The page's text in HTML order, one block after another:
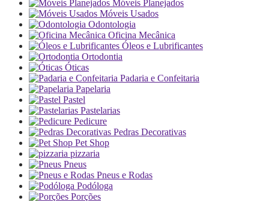
Móveis Planejados
Móveis Usados
Odontologia
Oficina Mecânica
Óleos e Lubrificantes
Ortodontia
Óticas
Padaria e Confeitaria
Papelaria
Pastel
Pastelarias
Pedicure
Pedras Decorativas
Pet Shop
pizzaria
Pneus
Pneus e Rodas
Podóloga
Porções